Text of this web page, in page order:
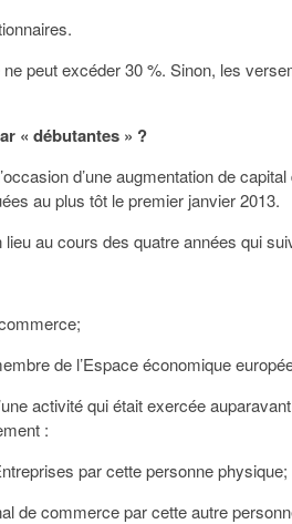
peut excéder 30 %. Sinon, les
« débutantes » ?
d’une augmentation de
au plus tôt le premier janvier 2013.
au cours des quatre années qui
de l’Espace économique
activité qui était exercée
:
par cette personne physique;
de commerce par cette autre